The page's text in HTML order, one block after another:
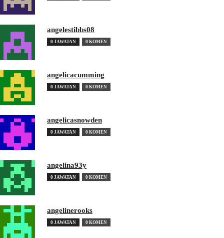
angelestibbs08
0 JAWATAN 0 KOMEN
angelicacumming
0 JAWATAN 0 KOMEN
angelicasnowden
0 JAWATAN 0 KOMEN
angelina93y
0 JAWATAN 0 KOMEN
angelinerooks
0 JAWATAN 0 KOMEN